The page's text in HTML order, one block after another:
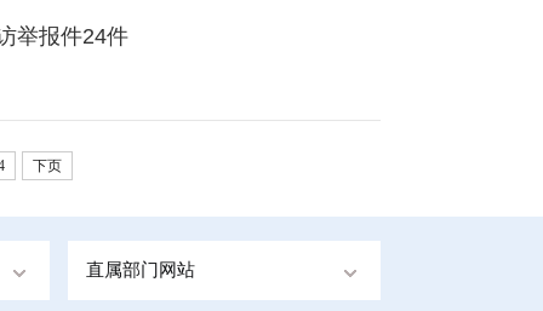
举报件24件
下页
直属部门网站